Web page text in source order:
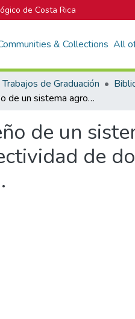
de Costa Rica
& Collections All
Trabajos de Graduación
Diseño de un sistema agroforestal en fincas ecológicas de café para la conectividad de dos áreas protegidas en Providencia de Copey, Costa Rica.
de un
de